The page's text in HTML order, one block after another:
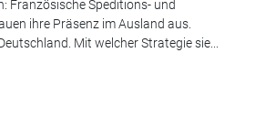
Französische Speditions- und
ihre Präsenz im Ausland aus.
Mit welcher Strategie sie...